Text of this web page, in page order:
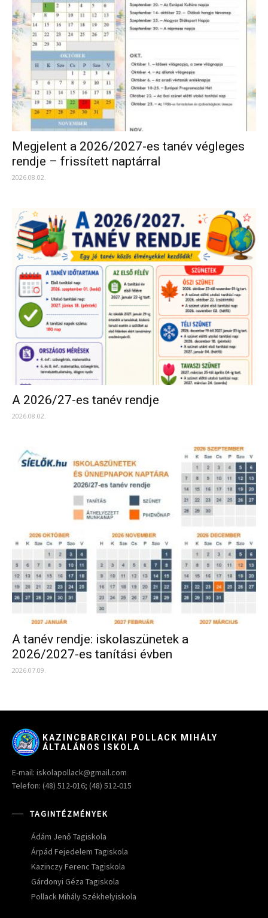
Megjelent a 2026/2027-es tanév végleges
rendje – frissített naptárral
2026.08.02.
A 2026/27-es tanév rendje
2026.08.02.
A tanév rendje: iskolaszünetek a
2026/2027-es tanítási évben
2026.07.09.
KAZINCBARCIKAI POLLACK MIHÁLY
ÁLTALÁNOS ISKOLA
E-mail: iskolapollack@gmail.com
Telefon: (48) 512-016; (48) 512-015
TAGINTÉZMÉNYEK
Ádám Jenő Tagiskola
Árpád Fejedelem Tagiskola
Kazinczy Ferenc Tagiskola
Gárdonyi Géza Tagiskola
Pollack Mihály Székhelyiskola